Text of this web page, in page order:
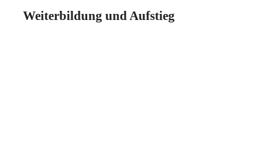
Weiterbildung und Aufstieg